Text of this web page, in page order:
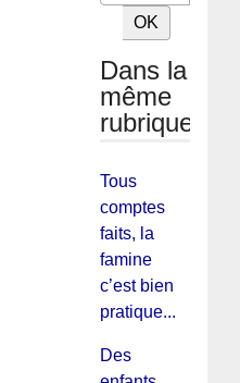
Dans la
même
rubrique
Tous
comptes
faits, la
famine
c’est bien
pratique...
Des